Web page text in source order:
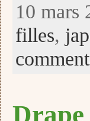
10 mars
filles,